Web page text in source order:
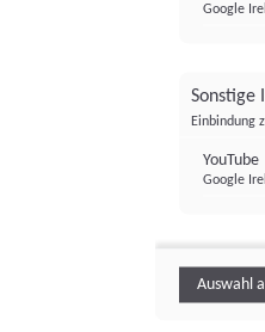
Google
Sonstige
Einbindung
YouTube
Google
Auswahl